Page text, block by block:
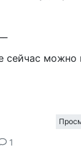
сейчас можно
1